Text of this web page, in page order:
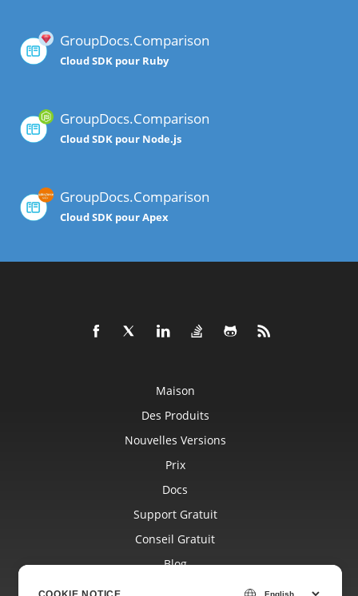
GroupDocs.Comparison
Cloud SDK pour Ruby
GroupDocs.Comparison
Cloud SDK pour Node.js
GroupDocs.Comparison
Cloud SDK pour Apex
Maison
Des Produits
Nouvelles Versions
Prix
Docs
Support Gratuit
Conseil Gratuit
Blog